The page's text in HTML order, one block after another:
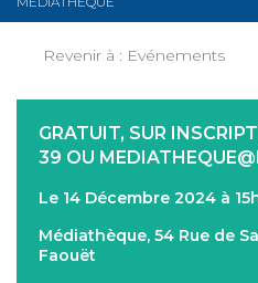
Revenir à : Evénements
GRATUIT, SUR
39 OU
Le 14 Décembre 2024 à
Médiathèque, 54 Rue de
Faouët